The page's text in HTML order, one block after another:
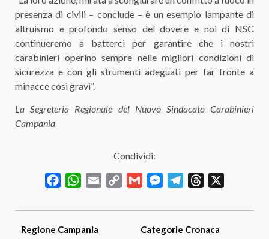
presenza di civili – conclude – è un esempio lampante di
altruismo e profondo senso del dovere e noi di NSC
continueremo a batterci per garantire che i nostri
carabinieri operino sempre nelle migliori condizioni di
sicurezza e con gli strumenti adeguati per far fronte a
minacce così gravi”.
La Segreteria Regionale del Nuovo Sindacato Carabinieri
Campania
Condividi:
FacebookWhatsApp
Email
Copy
Gmail MessengerTelegramThreads
Regione Campania Categorie Cronaca